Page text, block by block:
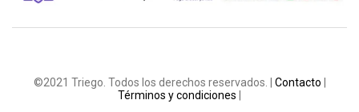
©2021 Triego. Todos los derechos reservados. | Contacto
Términos y condiciones